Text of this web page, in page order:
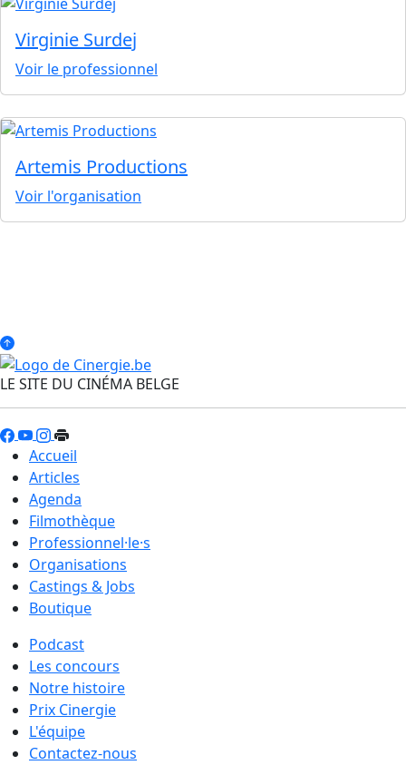
Virginie Surdej
Voir le professionnel
Artemis Productions
Voir l'organisation
LE SITE DU CINÉMA BELGE
Accueil
Articles
Agenda
Filmothèque
Professionnel·le·s
Organisations
Castings & Jobs
Boutique
Podcast
Les concours
Notre histoire
Prix Cinergie
L'équipe
Contactez-nous